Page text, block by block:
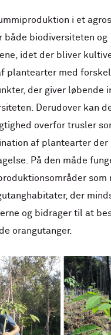
i et
både biodiversiteten og
idet der bliver
plantearter med
der giver løbende
Derudover kan
overfor trusler
af plantearter der
På den måde
som
der
og bidrager til at
orangutanger.